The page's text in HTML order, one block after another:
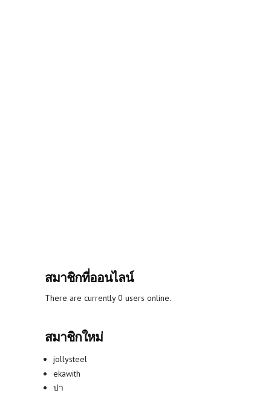
สมาชิกที่ออนไลน์
There are currently 0 users online.
สมาชิกใหม่
jollysteel
ekawith
ปา